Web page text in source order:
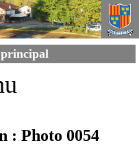
: Photo 0054